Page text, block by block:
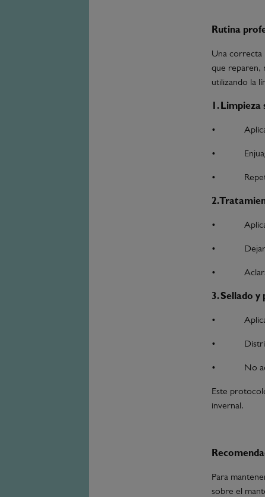
Rutina
Una correcta
que reparen,
utilizando la
1.
•
•
•
2.
•
•
•
3. Sellado
•
•
• No
Este
invernal.
Para
sobre el